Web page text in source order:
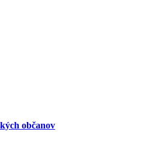
občanov